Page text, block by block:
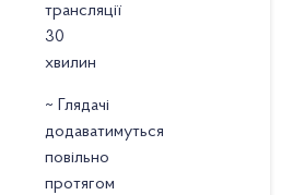
трансляції
30
хвилин
~ Глядачі
додаватимуться
повільно
протягом